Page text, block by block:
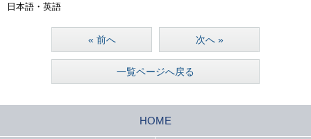
日本語・英語
« 前へ
一覧ページへ戻る
次へ »
HOME